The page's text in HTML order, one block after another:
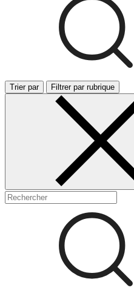
Trier par Filtrer par rubrique